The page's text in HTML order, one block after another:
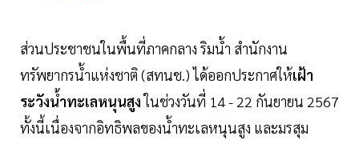
ส่วนประชาชนในพื้นที่ภาคกลาง ริมน้ำ สำนักงาน
ทรัพยากรน้ำแห่งชาติ (สทนช.) ได้ออกประกาศให้เฝ้า
ระวังน้ำทะเลหนุนสูง ในช่วงวันที่ 14 - 22 กันยายน 2567
ทั้งนี้เนื่องจากอิทธิพลของน้ำทะเลหนุนสูง และมรสุม